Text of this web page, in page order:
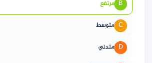
B مرتفع
C متوسط
D متدني